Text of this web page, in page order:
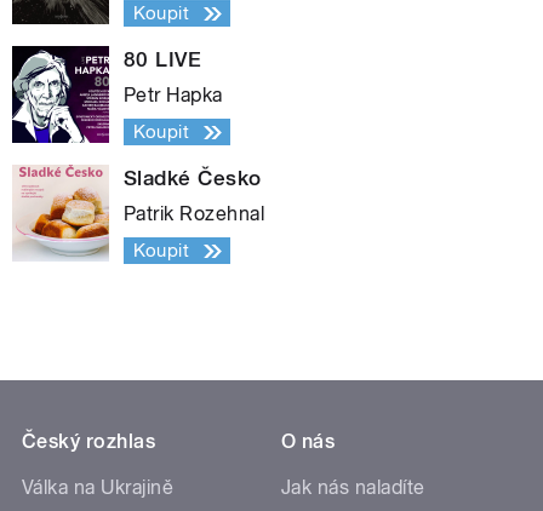
Koupit
80 LIVE
Petr Hapka
Koupit
Sladké Česko
Patrik Rozehnal
Koupit
Český rozhlas
Válka na Ukrajině
O nás
Jak nás naladíte